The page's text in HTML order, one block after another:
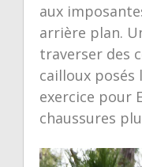
aux
arrière plan.
traverser des
cailloux posés
exercice pour
chaussures